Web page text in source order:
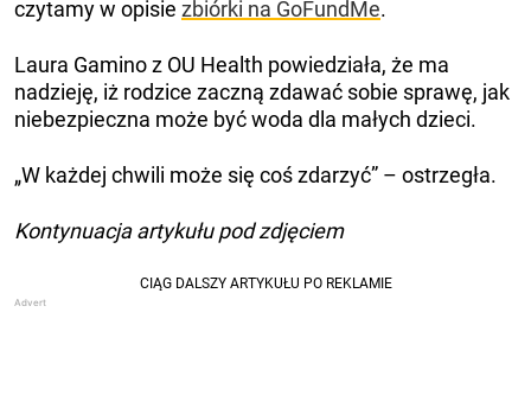
czytamy w opisie zbiórki na GoFundMe.
Laura Gamino z OU Health powiedziała, że ​​ma
nadzieję, iż rodzice zaczną zdawać sobie sprawę, jak
niebezpieczna może być woda dla małych dzieci.
„W każdej chwili może się coś zdarzyć” – ostrzegła.
Kontynuacja artykułu pod zdjęciem